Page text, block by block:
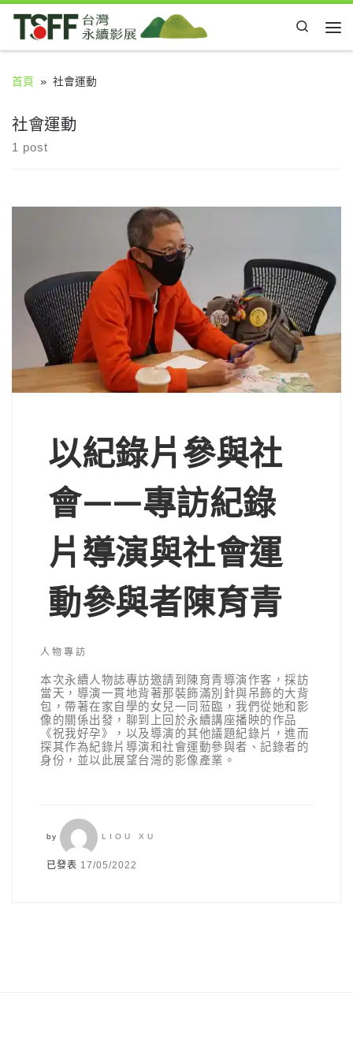
Skip to content
Search
首頁 » 社會運動
社會運動
1 post
以紀錄片參與社
會——專訪紀錄
片導演與社會運
動參與者陳育青
人物專訪
本次永續人物誌專訪邀請到陳育青導演作客，採訪
當天，導演一貫地背著那裝飾滿別針與吊飾的大背
包，帶著在家自學的女兒一同蒞臨，我們從她和影
像的關係出發，聊到上回於永續講座播映的作品
《祝我好孕》，以及導演的其他議題紀錄片，進而
探其作為紀錄片導演和社會運動參與者、記錄者的
身份，並以此展望台灣的影像產業。
by LIOU XU
已發表 17/05/2022